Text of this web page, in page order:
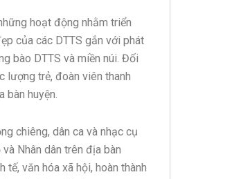
hoạt động nhằm triển
của các DTTS gắn với phát
bào DTTS và miền núi. Đối
lượng trẻ, đoàn viên thanh
huyện.
chiêng, dân ca và nhạc cụ
Nhân dân trên địa bàn
văn hóa xã hội, hoàn thành